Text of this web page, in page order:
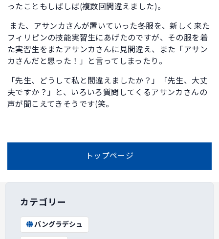
ったこともしばしば(複数回間違えました)。
また、アサンカさんが置いていった冬服を、新しく来た
フィリピンの技能実習生にあげたのですが、その服を着
た実習生をまたアサンカさんに見間違え、また「アサン
カさんだと思った！」と言ってしまったり。
「先生、どうして私と間違えましたか？」「先生、大丈
夫ですか？」と、いろいろ質問してくるアサンカさんの
声が聞こえてきそうです(笑。
トップページ
カテゴリー
バングラデシュ